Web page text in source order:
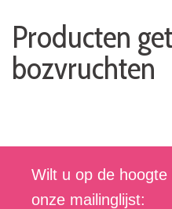
Producten
bozvruchten
Wilt u op de
onze mailinglijst: